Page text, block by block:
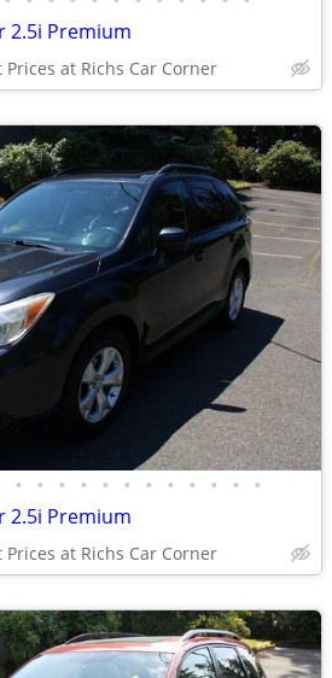
2.5i Premium
Prices at Richs Car Corner
• • • • • • • • • • • •
2.5i Premium
Prices at Richs Car Corner